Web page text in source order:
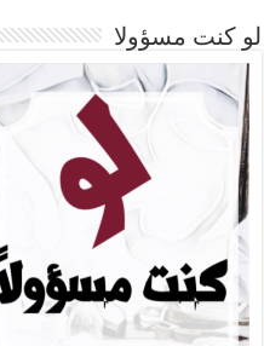
لو كنت مسؤولا